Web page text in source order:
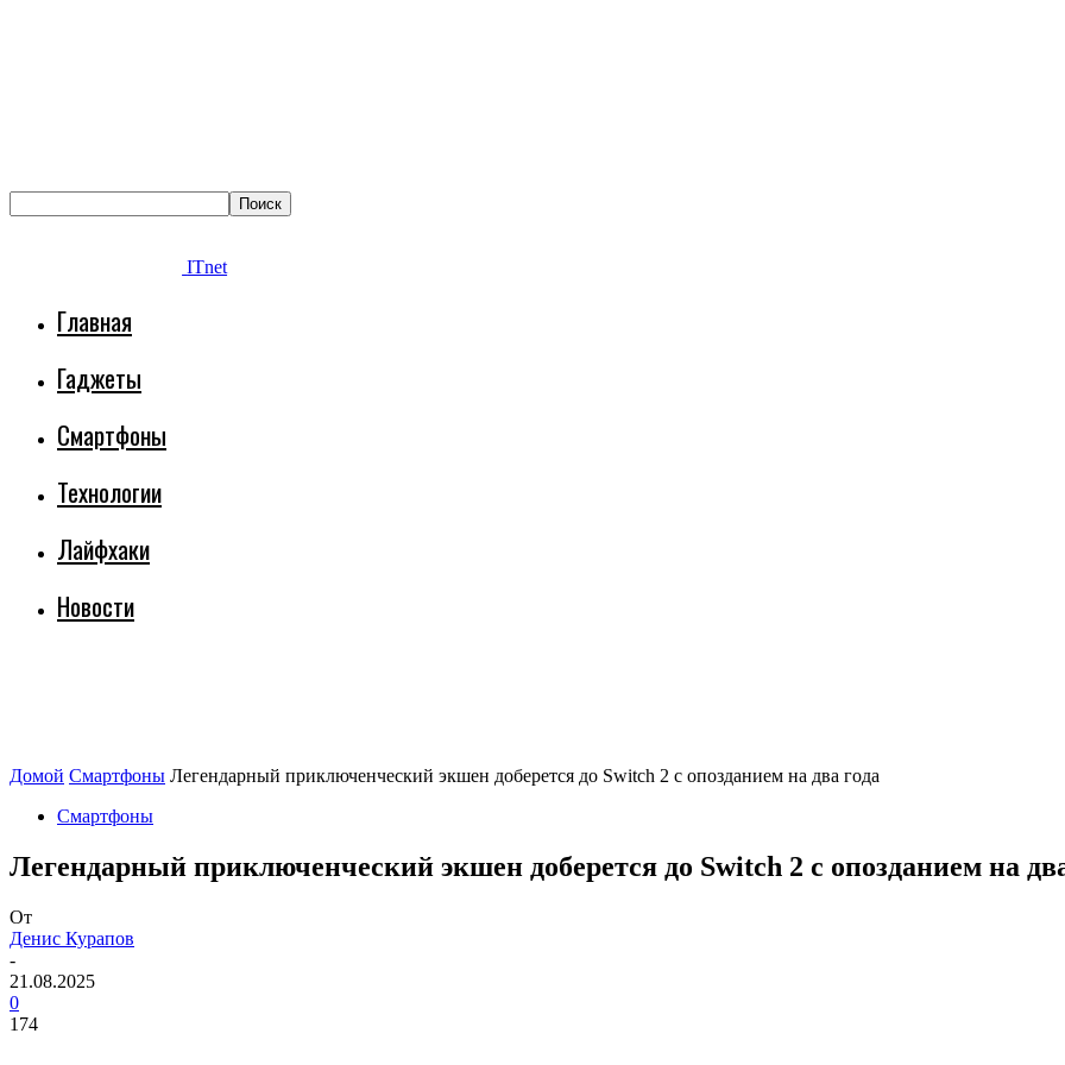
ITnet
Главная
Гаджеты
Смартфоны
Технологии
Лайфхаки
Новости
Домой Смартфоны Легендарный приключенческий экшен доберется до Switch 2 с опозданием на два года
Смартфоны
Легендарный приключенческий экшен доберется до Switch 2 с опозданием на
От
Денис Курапов
-
21.08.2025
0
174